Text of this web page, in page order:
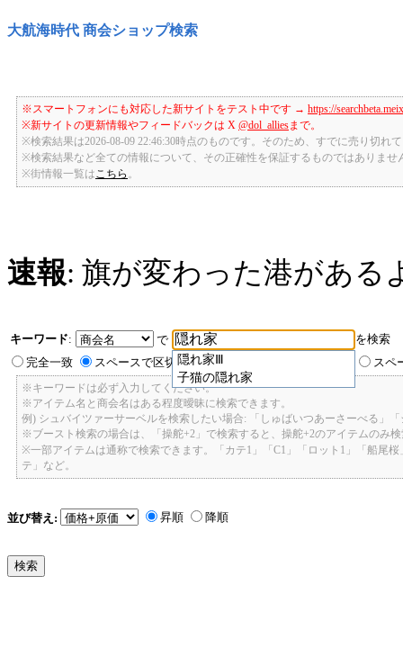
大航海時代 商会ショップ検索
※スマートフォンにも対応した新サイトをテスト中です → https://
※新サイトの更新情報やフィードバックは X @dol_alliesまで。
※検索結果は2026-08-09 22:46:30時点のものです。そのため、すでに売り切れ
※検索結果など全ての情報について、その正確性を保証するものではありませ
※街情報一覧は こちら
速報: 旗が変わった港がある
キーワード:
で
隠れ家Ⅲ
子猫の隠れ家
を検索
完全一致
スペースで区切ったキーワードのいずれかを含む スペ
※キーワードは必ず入力してください。
※アイテム名と商会名はある程度曖昧に検索できます。
例) シュバイツァーサーベルを検索したい場合: 「しゅばいつあーさーべる」
※ブースト検索の場合は、「操舵+2」で検索すると、操舵+2のアイテムのみ
※一部アイテムは通称で検索できます。「カテ1」「C1」「ロット1」「船尾
テ」など。
並び替え: 昇順 降順